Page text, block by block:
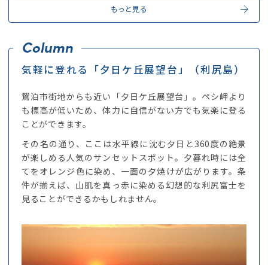
もっと見る
気軽に登れる「夕日ケ丘展望台」（利尻島）
鴛泊市街地からも近い「夕日ケ丘展望台」。ペシ岬より
も標高が低いため、体力に自信がない方でも気楽に登る
ことができます。
その名の通り、ここは水平線に沈む夕日と360度の絶景
が楽しめる人気のサンセットスポット。夕暮れ時には全
てをオレンジ色に染め、一面の夕焼けが広がります。条
件が揃えば、山肌を真っ赤に染める幻想的な利尻富士を
見ることができるかもしれません。